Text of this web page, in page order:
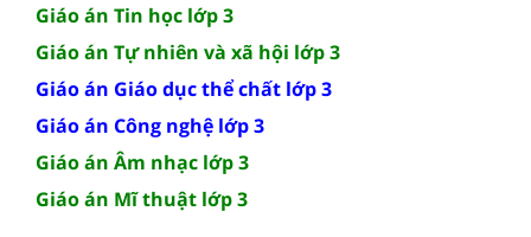
Giáo án Tin học lớp 3
Giáo án Tự nhiên và xã hội lớp 3
Giáo án Giáo dục thể chất lớp 3
Giáo án Công nghệ lớp 3
Giáo án Âm nhạc lớp 3
Giáo án Mĩ thuật lớp 3